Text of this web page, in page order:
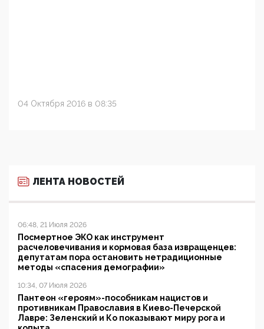
04 Октября 2016 в 08:35
ЛЕНТА НОВОСТЕЙ
06:48, 21 Июля 2026
Посмертное ЭКО как инструмент
расчеловечивания и кормовая база извращенцев:
депутатам пора остановить нетрадиционные
методы «спасения демографии»
10:34, 07 Июля 2026
Пантеон «героям»-пособникам нацистов и
противникам Православия в Киево-Печерской
Лавре: Зеленский и Ко показывают миру рога и